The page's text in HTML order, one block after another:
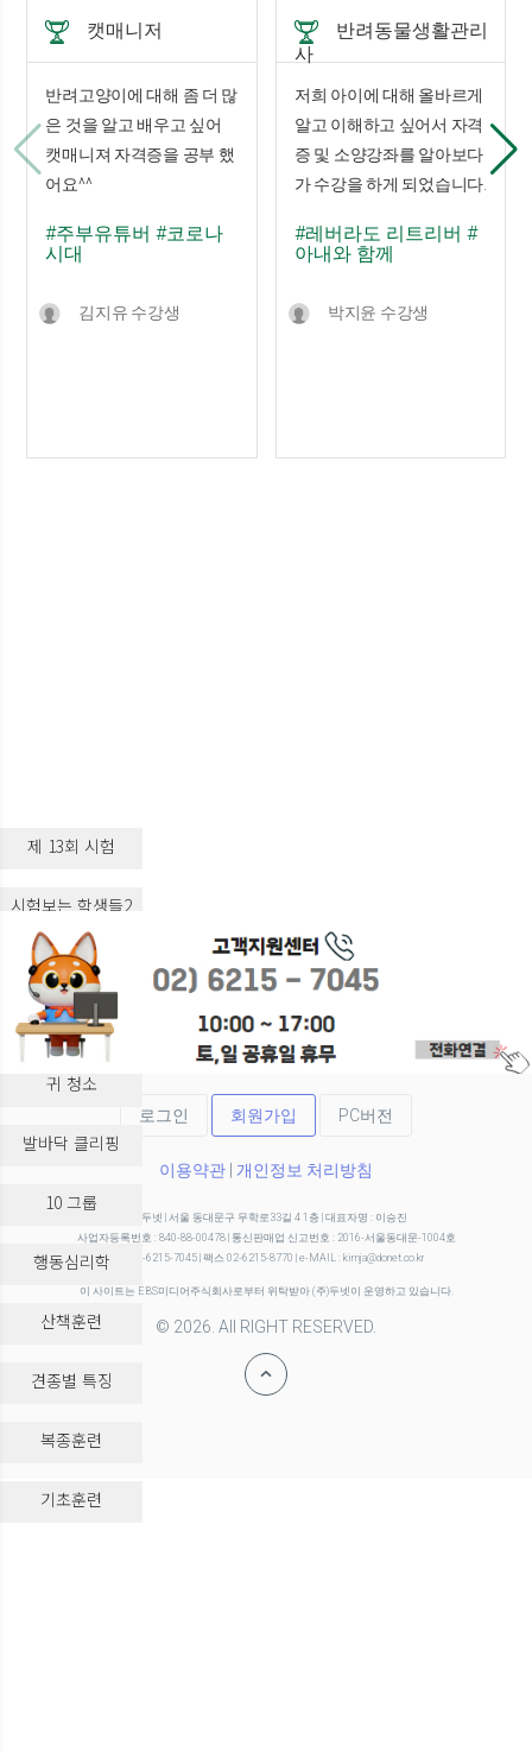
캣매니저
반려고양이에 대해 좀 더 많
은 것을 알고 배우고 싶어
캣매니져 자격증을 공부 했
어요^^
#주부유튜버 #코로나
시대
김지유 수강생
반려동물생활관리
사
저희 아이에 대해 올바르게
알고 이해하고 싶어서 자격
증 및 소양강좌를 알아보다
가 수강을 하게 되었습니다.
#레버라도 리트리버 #
아내와 함께
박지윤 수강생
제 13회 시험
시험보는 학생들2
시험보는 학생들3
실습 교육
귀 청소
발바닥 클리핑
10 그룹
행동심리학
산책훈련
견종별 특징
복종훈련
기초훈련
로그인 회원가입 PC버전
이용약관 개인정보 처리방침
(주)두넷 | 서울 동대문구 무학로33길 4 1층 | 대표자명 : 이승진
사업자등록번호 : 840-88-00478 | 통신판매업 신고번호 : 2016-서울동대문-1004호
전화 02-6215-7045 | 팩스 02-6215-8770 | e-MAIL : kimja@donet.co.kr
이 사이트는 EBS미디어주식회사로부터 위탁받아 (주)두넷이 운영하고 있습니다.
© 2026. All RIGHT RESERVED.